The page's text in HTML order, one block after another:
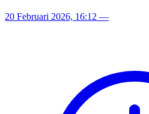
20 Februari 2026, 16:12 —